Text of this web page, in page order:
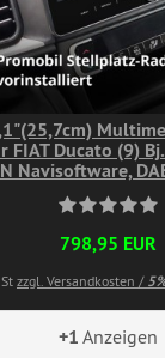
FIAT Ducato (9)
Navisoftware,
798,95 EUR
zzgl. Versandkosten /
+1 Anzeigen